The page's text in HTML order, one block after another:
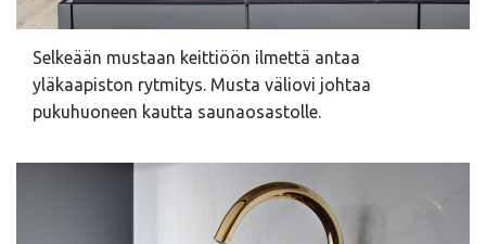
Selkeään mustaan keittiöön ilmettä antaa
yläkaapiston rytmitys. Musta väliovi johtaa
pukuhuoneen kautta saunaosastolle.